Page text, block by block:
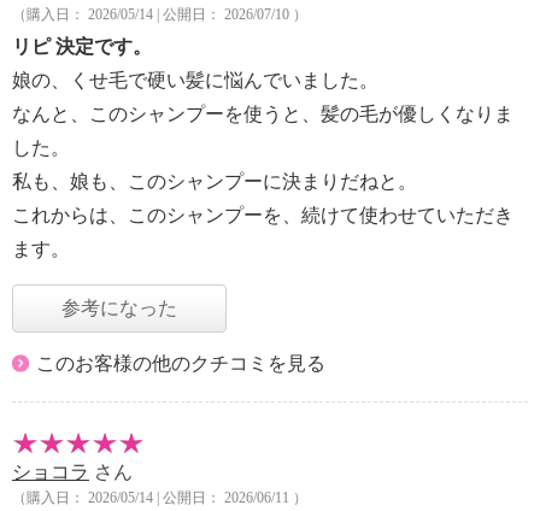
（購入日： 2026/05/14 | 公開日： 2026/07/10 ）
リピ 決定です。
娘の、くせ毛で硬い髪に悩んでいました。
なんと、このシャンプーを使うと、髪の毛が優しくなりま
した。
私も、娘も、このシャンプーに決まりだねと。
これからは、このシャンプーを、続けて使わせていただき
ます。
参考になった
このお客様の他のクチコミを見る
ショコラ さん
（購入日： 2026/05/14 | 公開日： 2026/06/11 ）